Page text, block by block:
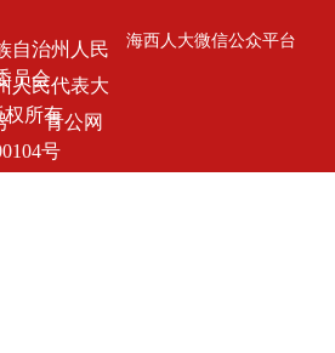
自治州人民
员会
人民代表大
权所有青公网
号
海西人大微信公众平台